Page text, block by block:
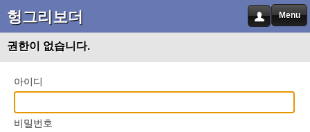
헝그리보더 Menu
권한이 없습니다.
아이디
비밀번호